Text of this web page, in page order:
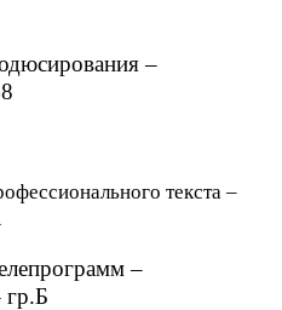
–
текста –
–
гр.Б